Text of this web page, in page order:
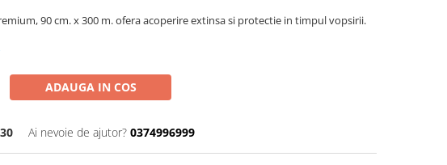
90 cm. x 300 m. ofera acoperire extinsa si protectie in timpul vopsirii.
ADAUGA IN COS
Ai nevoie de ajutor? 0374996999